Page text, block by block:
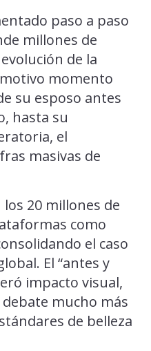
paso a paso
millones de
de la
momento
su esposo antes
hasta su
el
masivas de
20 millones de
como
el caso
El “antes y
impacto visual,
mucho más
de belleza